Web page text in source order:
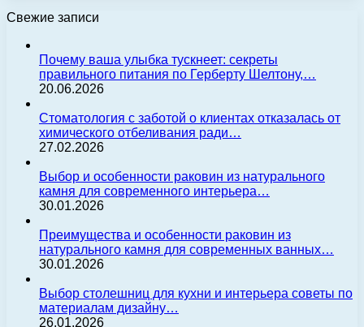
Свежие записи
Почему ваша улыбка тускнеет: секреты
правильного питания по Герберту Шелтону,…
20.06.2026
Стоматология с заботой о клиентах отказалась от
химического отбеливания ради…
27.02.2026
Выбор и особенности раковин из натурального
камня для современного интерьера…
30.01.2026
Преимущества и особенности раковин из
натурального камня для современных ванных…
30.01.2026
Выбор столешниц для кухни и интерьера советы по
материалам дизайну…
26.01.2026